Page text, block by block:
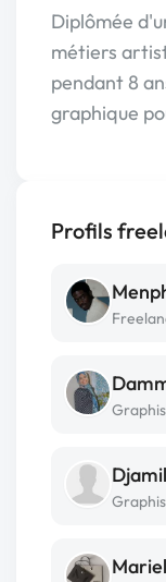
Diplômée
métiers
pendant 8
graphique
Profils